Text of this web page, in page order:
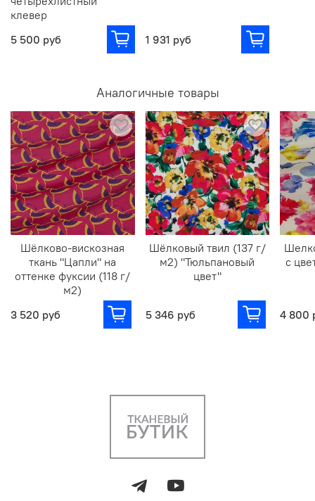
клевер
5 500 руб
1 931 руб
Аналогичные товары
Шёлково-вискозная
ткань "Цапли" на
оттенке фуксии (118 г/
м2)
3 520 руб
Шёлковый твил (137 г/
м2) "Тюльпановый
цвет"
5 346 руб
с
4 800